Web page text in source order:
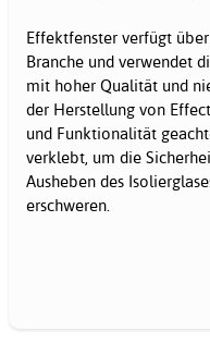
Effektfenster verfügt
Branche und verwendet
mit hoher Qualität und
der Herstellung von
und Funktionalität
verklebt, um die
Ausheben des
erschweren.